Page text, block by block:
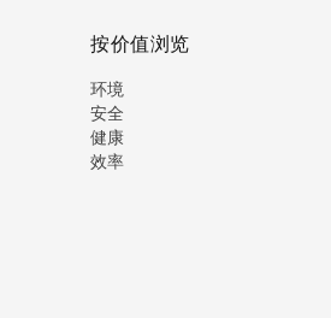
按价值浏览
环境
安全
健康
效率